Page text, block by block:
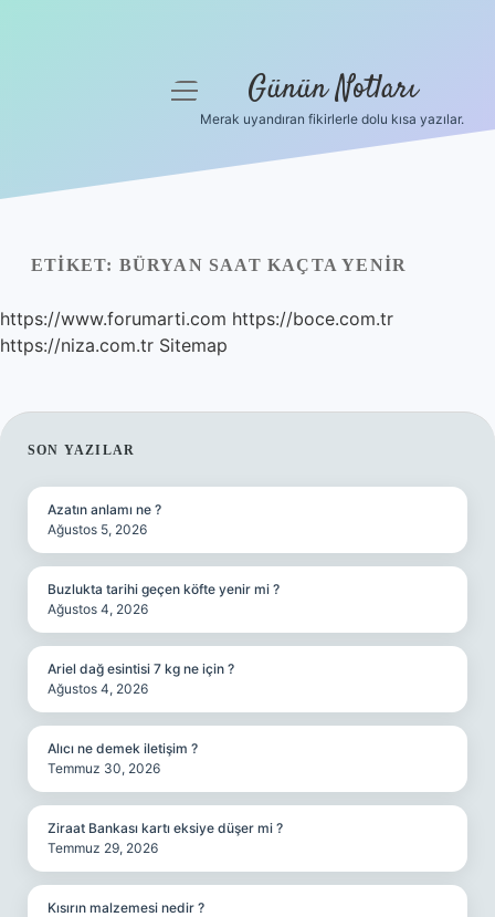
Yasal Uyarı
Hakkımızda
menüyü
Günün Notları
Merak uyandıran fikirlerle dolu kısa yazılar.
ETIKET: BÜRYAN SAAT KAÇTA YENIR
https://www.forumarti.com https://boce.com.tr
https://niza.com.tr Sitemap
SIDEBAR
SON YAZILAR
Azatın anlamı ne ?
Ağustos 5, 2026
Buzlukta tarihi geçen köfte yenir mi ?
Ağustos 4, 2026
Ariel dağ esintisi 7 kg ne için ?
Ağustos 4, 2026
Alıcı ne demek iletişim ?
Temmuz 30, 2026
Ziraat Bankası kartı eksiye düşer mi ?
Temmuz 29, 2026
Kısırın malzemesi nedir ?